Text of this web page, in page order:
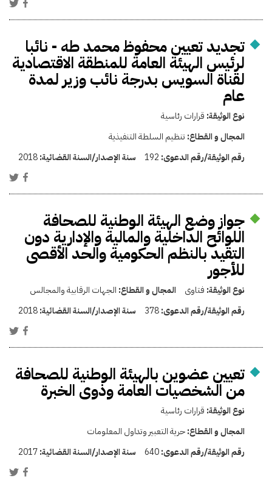
تجديد تعيين محفوظ محمد طه - نائبا
لرئيس الهيئة العامة للمنطقة الاقتصادية
لقناة السويس بدرجة نائب وزير لمدة
عام
نوع الوثيقة: قرارات رئاسية
المجال و القطاع: تنظيم السلطة التنفيذية
رقم الوثيقة/رقم الدعوى: 192 سنة الإصدار/السنة القضائية:2018
جواز وضع الهيئة الوطنية للصحافة
اللوائح الداخلية والمالية والإدارية دون
التقيد بالنظم الحكومية والحد الأقصى
للأجور
نوع الوثيقة: فتاوى المجال و القطاع: الجهات الرقابية والمجالس
رقم الوثيقة/رقم الدعوى:378 سنة الإصدار/السنة القضائية:2018
تعيين عضوين بالهيئة الوطنية للصحافة
من الشخصيات العامة وذوى الخبرة
نوع الوثيقة: قرارات رئاسية
المجال و القطاع:حرية التعبير وتداول المعلومات
رقم الوثيقة/رقم الدعوى:640 سنة الإصدار/السنة القضائية:2017